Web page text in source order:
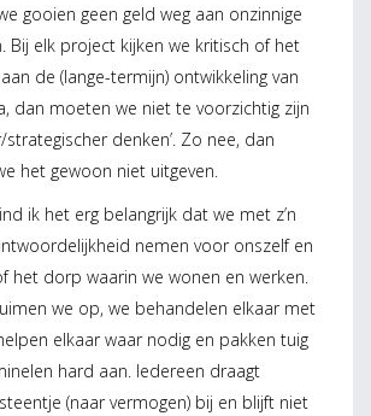
gooien geen geld weg aan onzinnige
Bij elk project kijken we kritisch of het
de (lange-termijn) ontwikkeling van
dan moeten we niet te voorzichtig zijn
strategischer denken’. Zo nee, dan
het gewoon niet uitgeven.
ik het erg belangrijk dat we met z’n
nemen voor onszelf en
het dorp waarin we wonen en werken.
we op, we behandelen elkaar met
elkaar waar nodig en pakken tuig
hard aan. Iedereen draagt
(naar vermogen) bij en blijft niet